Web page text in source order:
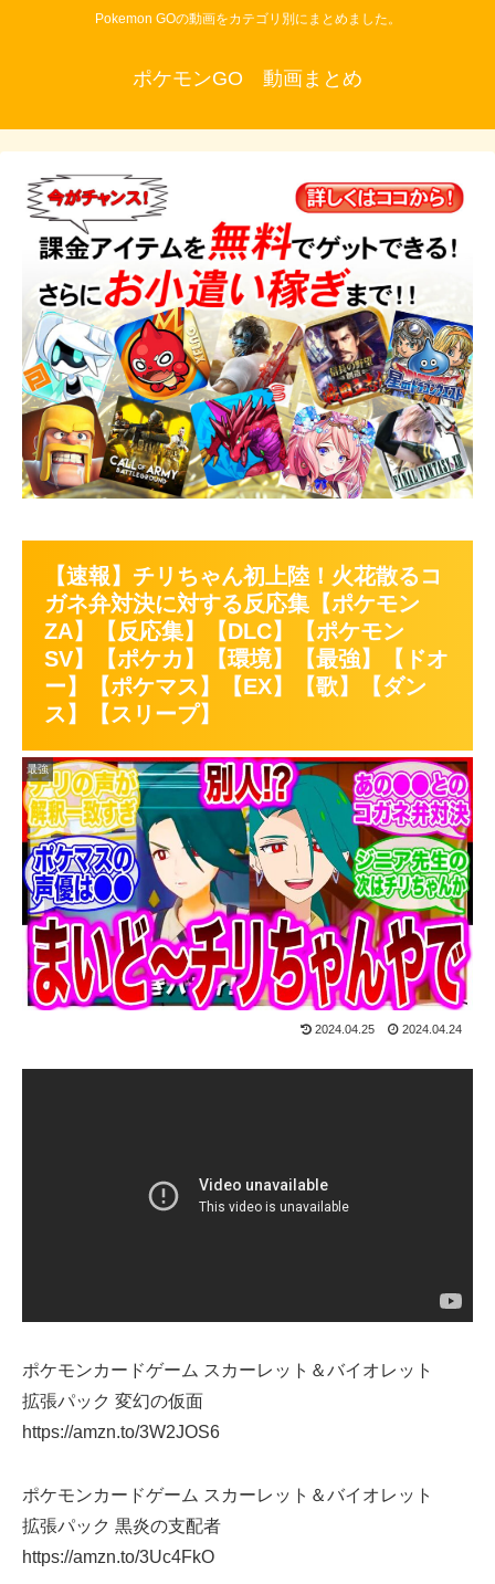
Pokemon GOの動画をカテゴリ別にまとめました。
ポケモンGO 動画まとめ
【速報】チリちゃん初上陸！火花散るコ
ガネ弁対決に対する反応集【ポケモン
ZA】【反応集】【DLC】【ポケモン
SV】【ポケカ】【環境】【最強】【ドオ
ー】【ポケマス】【EX】【歌】【ダン
ス】【スリープ】
最強
2024.04.25 2024.04.24
ポケモンカードゲーム スカーレット＆バイオレット
拡張パック 変幻の仮面
https://amzn.to/3W2JOS6
ポケモンカードゲーム スカーレット＆バイオレット
拡張パック 黒炎の支配者
https://amzn.to/3Uc4FkO